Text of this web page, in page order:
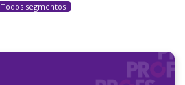
Todos segmentos